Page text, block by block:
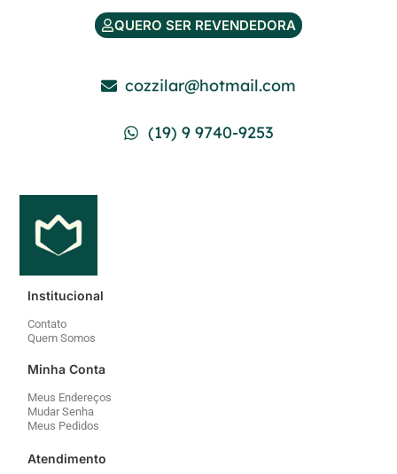
(19) 9 9740-9253
Contato
Quem Somos
Minha Conta
Meus Endereços
Mudar Senha
Atendimento
Política de Privacidade
Política de Envios
Política de Cookies
Trocas e Devoluções
Segurança